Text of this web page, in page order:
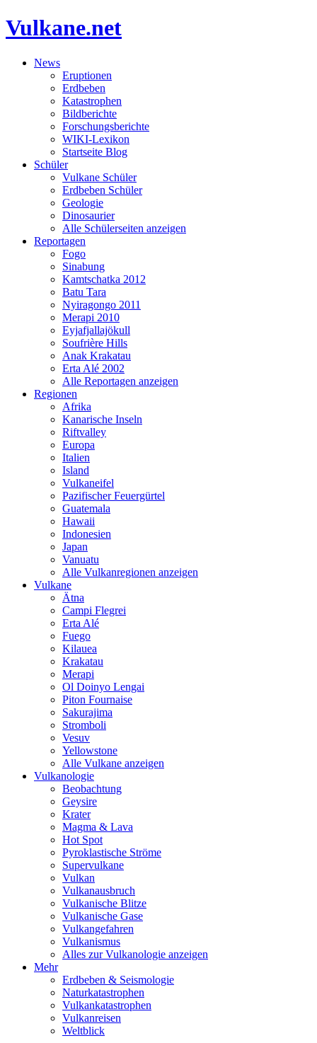
Vulkane.net
News
Eruptionen
Erdbeben
Katastrophen
Bildberichte
Forschungsberichte
WIKI-Lexikon
Startseite Blog
Schüler
Vulkane Schüler
Erdbeben Schüler
Geologie
Dinosaurier
Alle Schülerseiten anzeigen
Reportagen
Fogo
Sinabung
Kamtschatka 2012
Batu Tara
Nyiragongo 2011
Merapi 2010
Eyjafjallajökull
Soufrière Hills
Anak Krakatau
Erta Alé 2002
Alle Reportagen anzeigen
Regionen
Afrika
Kanarische Inseln
Riftvalley
Europa
Italien
Island
Vulkaneifel
Pazifischer Feuergürtel
Guatemala
Hawaii
Indonesien
Japan
Vanuatu
Alle Vulkanregionen anzeigen
Vulkane
Ätna
Campi Flegrei
Erta Alé
Fuego
Kilauea
Krakatau
Merapi
Ol Doinyo Lengai
Piton Fournaise
Sakurajima
Stromboli
Vesuv
Yellowstone
Alle Vulkane anzeigen
Vulkanologie
Beobachtung
Geysire
Krater
Magma & Lava
Hot Spot
Pyroklastische Ströme
Supervulkane
Vulkan
Vulkanausbruch
Vulkanische Blitze
Vulkanische Gase
Vulkangefahren
Vulkanismus
Alles zur Vulkanologie anzeigen
Mehr
Erdbeben & Seismologie
Naturkatastrophen
Vulkankatastrophen
Vulkanreisen
Weltblick